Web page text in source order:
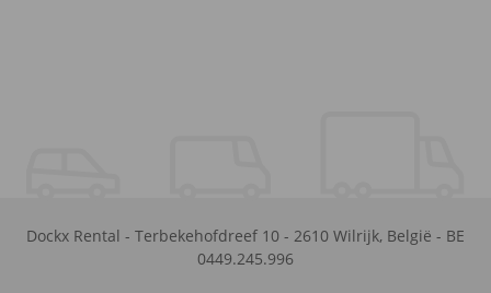
Dockx Rental - Terbekehofdreef 10 - 2610 Wilrijk, België - BE
0449.245.996